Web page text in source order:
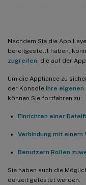
Nachdem Sie die App
bereitgestellt haben,
zugreifen , die auf der
Um die Appliance zu
der Konsole Ihre
können Sie fortfahren zu:
Einrichten einer
Verbindung mit
Benutzern Rollen
Sie haben auch die
derzeit getestet werden.